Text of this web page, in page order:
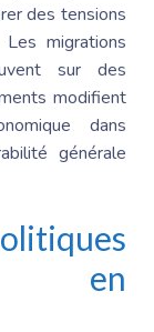
des tensions
migrations
sur des
modifient
dans
générale
en